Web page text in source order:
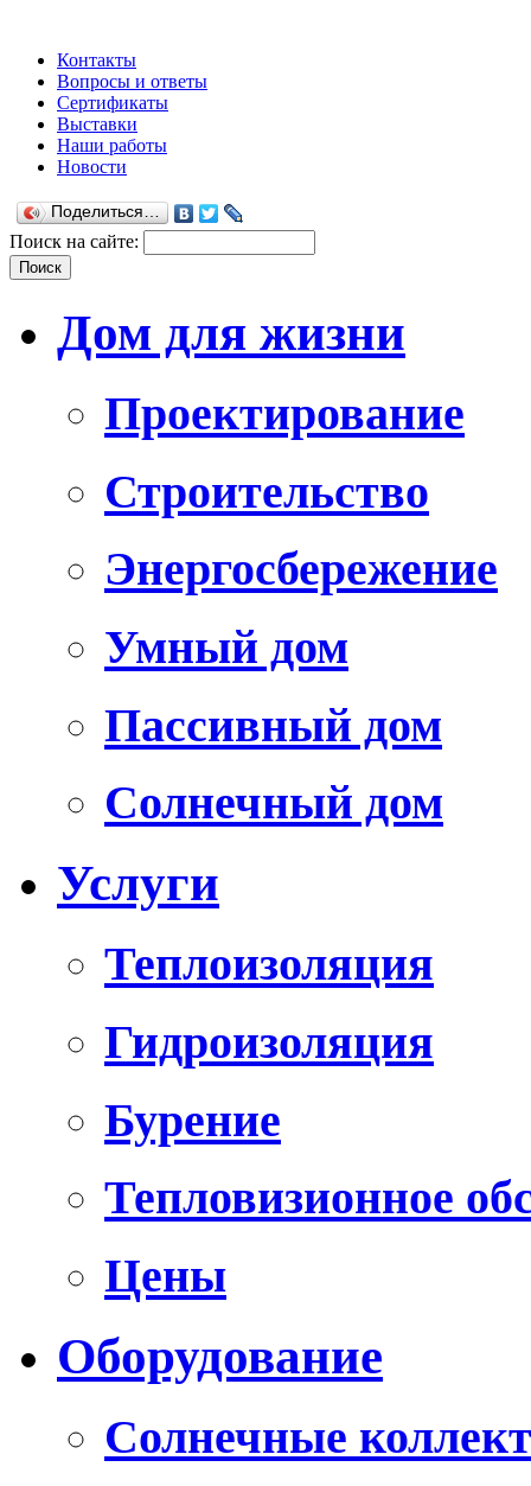
Контакты
Вопросы и ответы
Сертификаты
Выставки
Наши работы
Новости
Поделиться…
Поиск на сайте:
Дом для жизни
Проектирование
Строительство
Энергосбережение
Умный дом
Пассивный дом
Солнечный дом
Услуги
Теплоизоляция
Гидроизоляция
Бурение
Тепловизионное
Цены
Оборудование
Солнечные